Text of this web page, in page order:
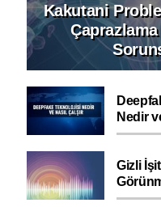
Kakutani
Çaprazlama
Nedir
Gizli